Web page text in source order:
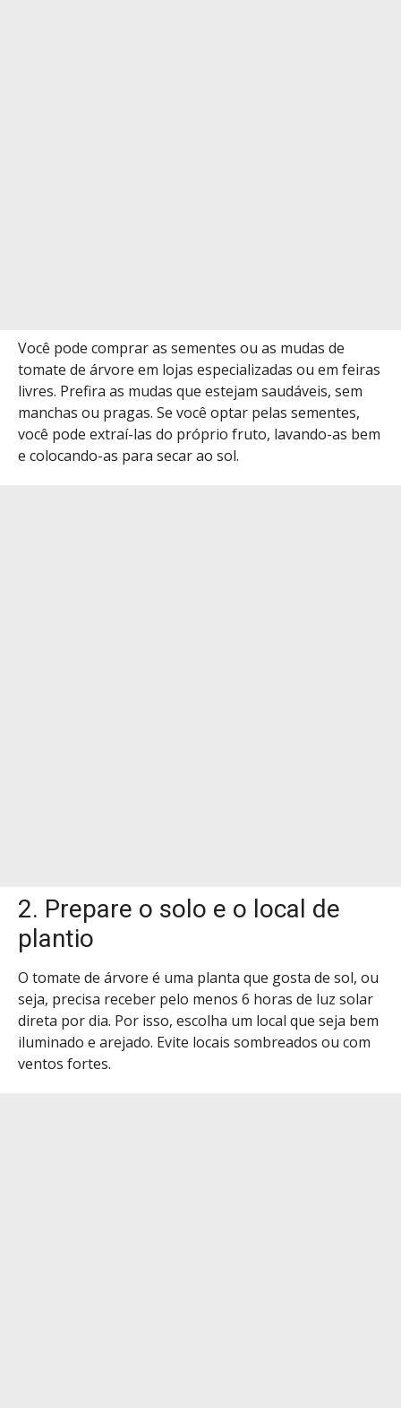
Você pode comprar as sementes ou as mudas de
tomate de árvore em lojas especializadas ou em feiras
livres. Prefira as mudas que estejam saudáveis, sem
manchas ou pragas. Se você optar pelas sementes,
você pode extraí-las do próprio fruto, lavando-as bem
e colocando-as para secar ao sol.
2. Prepare o solo e o local de
plantio
O tomate de árvore é uma planta que gosta de sol, ou
seja, precisa receber pelo menos 6 horas de luz solar
direta por dia. Por isso, escolha um local que seja bem
iluminado e arejado. Evite locais sombreados ou com
ventos fortes.